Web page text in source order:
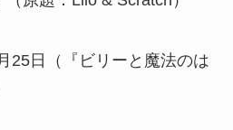
25日（『ビリーと魔法のは